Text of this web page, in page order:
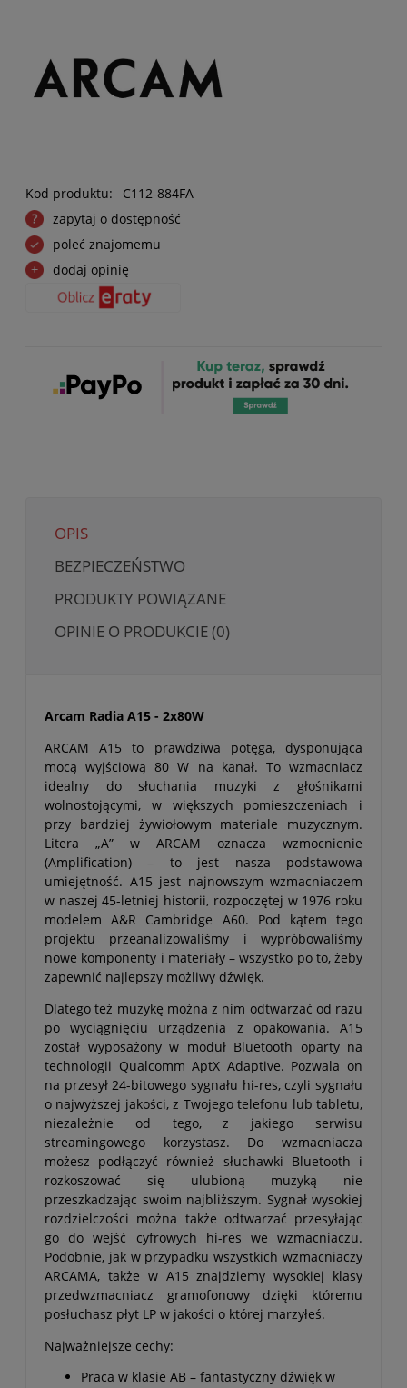
Kod produktu:
C112-884FA
zapytaj o dostępność
poleć znajomemu
dodaj opinię
OPIS
BEZPIECZEŃSTWO
PRODUKTY POWIĄZANE
OPINIE O PRODUKCIE (0)
Arcam Radia A15 - 2x80W
ARCAM A15 to prawdziwa potęga, dysponująca
mocą wyjściową 80 W na kanał. To wzmacniacz
idealny do słuchania muzyki z głośnikami
wolnostojącymi, w większych pomieszczeniach i
przy bardziej żywiołowym materiale muzycznym.
Litera „A” w ARCAM oznacza wzmocnienie
(Amplification) – to jest nasza podstawowa
umiejętność. A15 jest najnowszym wzmacniaczem
w naszej 45-letniej historii, rozpoczętej w 1976 roku
modelem A&R Cambridge A60. Pod kątem tego
projektu przeanalizowaliśmy i wypróbowaliśmy
nowe komponenty i materiały – wszystko po to, żeby
zapewnić najlepszy możliwy dźwięk.
Dlatego też muzykę można z nim odtwarzać od razu
po wyciągnięciu urządzenia z opakowania. A15
został wyposażony w moduł Bluetooth oparty na
technologii Qualcomm AptX Adaptive. Pozwala on
na przesył 24-bitowego sygnału hi-res, czyli sygnału
o najwyższej jakości, z Twojego telefonu lub tabletu,
niezależnie od tego, z jakiego serwisu
streamingowego korzystasz. Do wzmacniacza
możesz podłączyć również słuchawki Bluetooth i
rozkoszować się ulubioną muzyką nie
przeszkadzając swoim najbliższym. Sygnał wysokiej
rozdzielczości można także odtwarzać przesyłając
go do wejść cyfrowych hi-res we wzmacniaczu.
Podobnie, jak w przypadku wszystkich wzmacniaczy
ARCAMA, także w A15 znajdziemy wysokiej klasy
przedwzmacniacz gramofonowy dzięki któremu
posłuchasz płyt LP w jakości o której marzyłeś.
Najważniejsze cechy:
Praca w klasie AB – fantastyczny dźwięk w